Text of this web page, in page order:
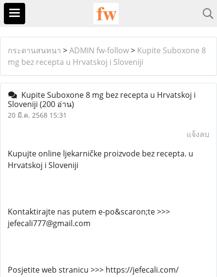
กระดานสนทนา >ADMIN fw-follow> Kupite Suboxone 8
mg bez recepta u Hrvatskoj i Sloveniji
Kupite Suboxone 8 mg bez recepta u Hrvatskoj i
Sloveniji (200 อ่าน)
20 มี.ค. 2568 15:31
แจ้งลบ
Kupujte online ljekarničke proizvode bez recepta. u
Hrvatskoj i Sloveniji
Kontaktirajte nas putem e-po&scaron;te >>>
jefecali777@gmail.com
Posjetite web stranicu >>> https://jefecali.com/